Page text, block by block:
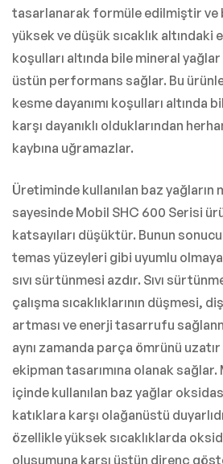
tasarlanarak formüle edilmiştir ve
yüksek ve düşük sıcaklık altındaki
koşulları altında bile mineral
üstün performans sağlar. Bu
kesme dayanımı koşulları altında
karşı dayanıklı olduklarından
kaybına uğramazlar.
Üretiminde kullanılan baz yağların
sayesinde Mobil SHC 600 Serisi
katsayıları düşüktür. Bunun
temas yüzeyleri gibi uyumlu
sıvı sürtünmesi azdır. Sıvı
çalışma sıcaklıklarının düşmesi,
artması ve enerji tasarrufu
aynı zamanda parça ömrünü
ekipman tasarımına olanak
içinde kullanılan baz yağlar
katıklara karşı olağanüstü
özellikle yüksek sıcaklıklarda
oluşumuna karşı üstün direnç